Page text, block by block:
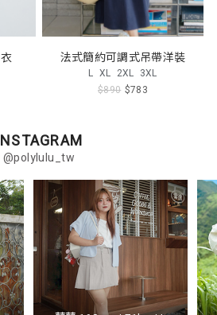
法式簡約可調式吊帶洋裝
L XL 2XL 3XL
$890 $783
@polylulu_tw